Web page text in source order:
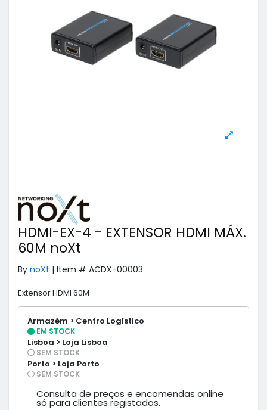
HDMI-EX-4 - EXTENSOR HDMI MÁX.
60M noXt
By noXt | Item # ACDX-00003
Extensor HDMI 60M
Armazém > Centro Logístico
EM STOCK
Lisboa > Loja Lisboa
SEM STOCK
Porto > Loja Porto
SEM STOCK
Consulta de preços e encomendas online
só para clientes registados.